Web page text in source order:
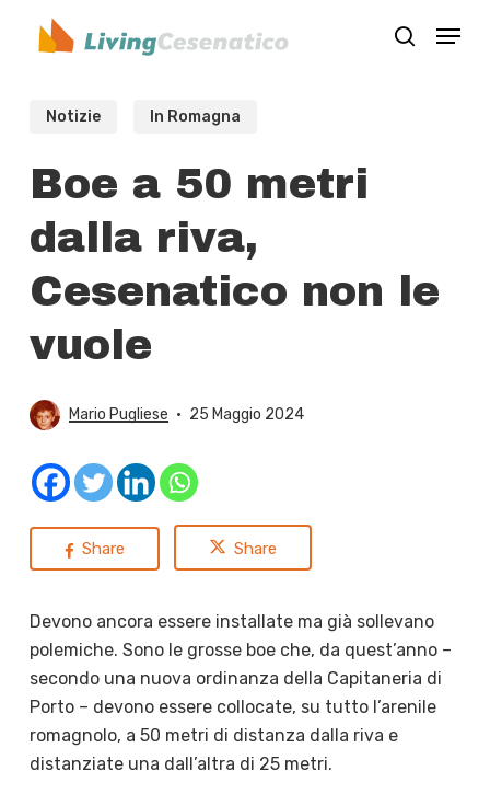
search
Menu
Notizie In Romagna
Boe a 50 metri
dalla riva,
Cesenatico non le
vuole
Mario Pugliese 25 Maggio 2024
Share Share
Devono ancora essere installate ma già sollevano
polemiche. Sono le grosse boe che, da quest’anno –
secondo una nuova ordinanza della Capitaneria di
Porto – devono essere collocate, su tutto l’arenile
romagnolo, a 50 metri di distanza dalla riva e
distanziate una dall’altra di 25 metri.